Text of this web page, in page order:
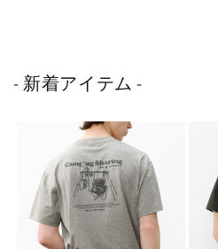
- 新着アイテム -